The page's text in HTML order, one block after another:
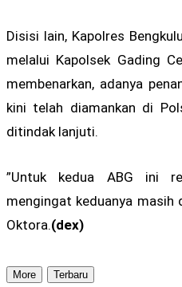
Disisi lain, Kapolres
melalui Kapolsek Gading
membenarkan, adanya
kini telah diamankan di
ditindak lanjuti.
”Untuk kedua ABG ini
mengingat keduanya masih
Oktora.(dex)
More Terbaru